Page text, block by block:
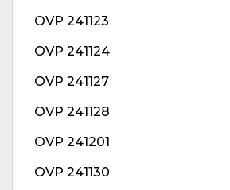
OVP 241123
OVP 241124
OVP 241127
OVP 241128
OVP 241201
OVP 241130